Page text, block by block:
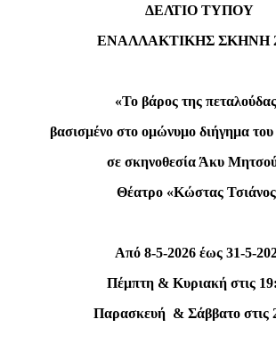
ΔΕΛΤΙΟ ΤΥΠΟΥ
ΕΝΑΛΛΑΚΤΙΚΗΣ ΣΚΗΝΗ
«Το βάρος της
βασισμένο στο ομώνυμο διήγημα
σε σκηνοθεσία Άκυ
Θέατρο «Κώστας
Από 8-5-2026 έως 31-5-
Πέμπτη & Κυριακή στις
Παρασκευή & Σάββατο στις